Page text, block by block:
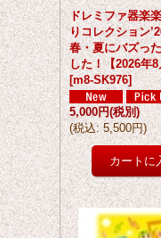
ドレミファ器楽
りコレクション
春・夏にバズっ
した！【2026年
[m8-SK976]
5,000円(税別)
(税込: 5,500円)